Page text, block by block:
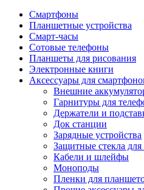
Калькуляторы
Мебель
Стулья и
Столы
Опции для
сканирования
Сетевое
Модемы
Точки доступа
Смартфоны
Планшетные устройства
Смарт-часы
Сотовые телефоны
Планшеты для рисования
Электронные книги
Аксессуары для
Внешние
Гарнитуры для
Держатели и
Док станции
Зарядные устройства
Защитные стекла
Кабели и шлейфы
Моноподы
Пленки для